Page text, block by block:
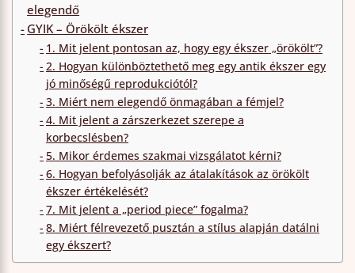
elegendő
GYIK – Örökölt ékszer
1. Mit jelent pontosan az, hogy egy ékszer „örökölt”?
2. Hogyan különböztethető meg egy antik ékszer egy
jó minőségű reprodukciótól?
3. Miért nem elegendő önmagában a fémjel?
4. Mit jelent a zárszerkezet szerepe a
korbecslésben?
5. Mikor érdemes szakmai vizsgálatot kérni?
6. Hogyan befolyásolják az átalakítások az örökölt
ékszer értékelését?
7. Mit jelent a „period piece” fogalma?
8. Miért félrevezető pusztán a stílus alapján datálni
egy ékszert?